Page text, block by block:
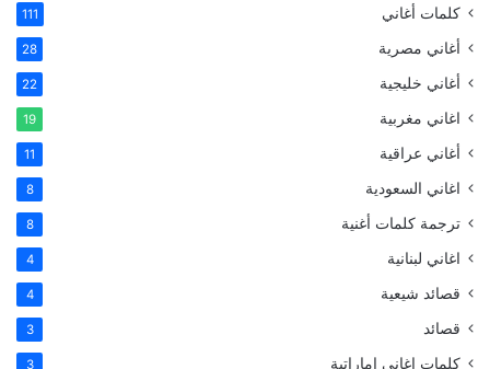
كلمات أغاني 111
أغاني مصرية 28
أغاني خليجية 22
اغاني مغربية 19
أغاني عراقية 11
اغاني السعودية 8
ترجمة كلمات أغنية 8
اغاني لبنانية 4
قصائد شيعية 4
قصائد 3
كلمات اغاني اماراتية 3